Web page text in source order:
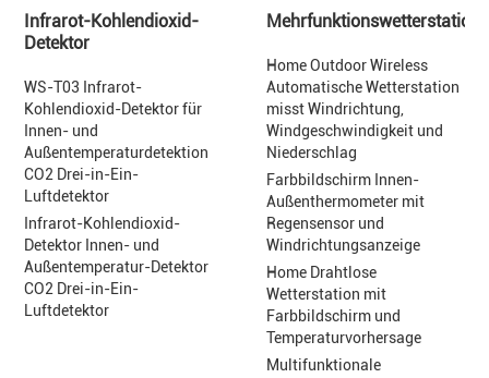
Infrarot-Kohlendioxid-
Detektor
WS-T03 Infrarot-
Kohlendioxid-Detektor für
Innen- und
Außentemperaturdetektion
CO2 Drei-in-Ein-
Luftdetektor
Infrarot-Kohlendioxid-
Detektor Innen- und
Außentemperatur-Detektor
CO2 Drei-in-Ein-
Luftdetektor
Mehrfunktionswetterstation
Home Outdoor Wireless
Automatische Wetterstation
misst Windrichtung,
Windgeschwindigkeit und
Niederschlag
Farbbildschirm Innen-
Außenthermometer mit
Regensensor und
Windrichtungsanzeige
Home Drahtlose
Wetterstation mit
Farbbildschirm und
Temperaturvorhersage
Multifunktionale